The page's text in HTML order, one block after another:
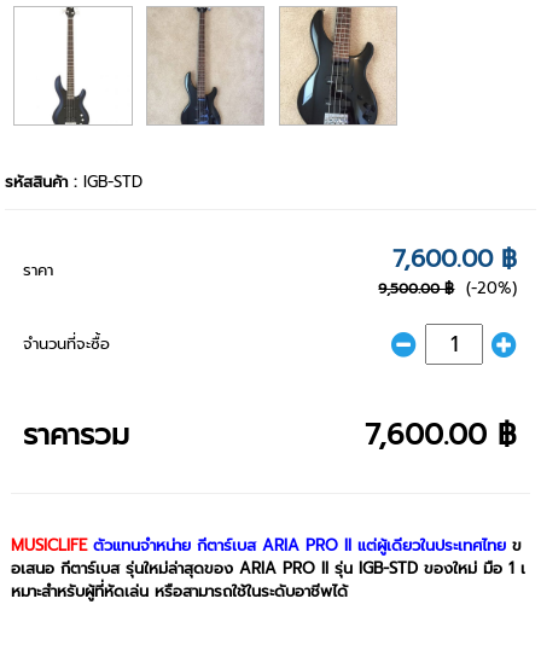
รหัสสินค้า :IGB-STD
ราคา 7,600.00 ฿
9,500.00 ฿ (-20%)
จำนวนที่จะซื้อ
ราคารวม 7,600.00 ฿
MUSICLIFE ตัวแทนจำหน่าย กีตาร์เบส ARIA PRO II แต่ผู้เดียวในประเทศไทย ข
อเสนอ กีตาร์เบส รุ่นใหม่ล่าสุดของ ARIA PRO II รุ่น IGB-STD ของใหม่ มือ 1 เ
หมาะสำหรับผู้ที่หัดเล่น หรือสามารถใช้ในระดับอาชีพได้